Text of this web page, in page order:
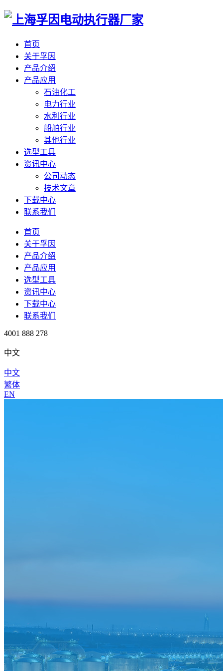
首页
关于孚因
产品介绍
产品应用
石油化工
电力行业
水利行业
船舶行业
其他行业
选型工具
资讯中心
公司动态
技术文章
下载中心
联系我们
首页
关于孚因
产品介绍
产品应用
选型工具
资讯中心
下载中心
联系我们
4001 888 278
中文
中文
繁体
EN